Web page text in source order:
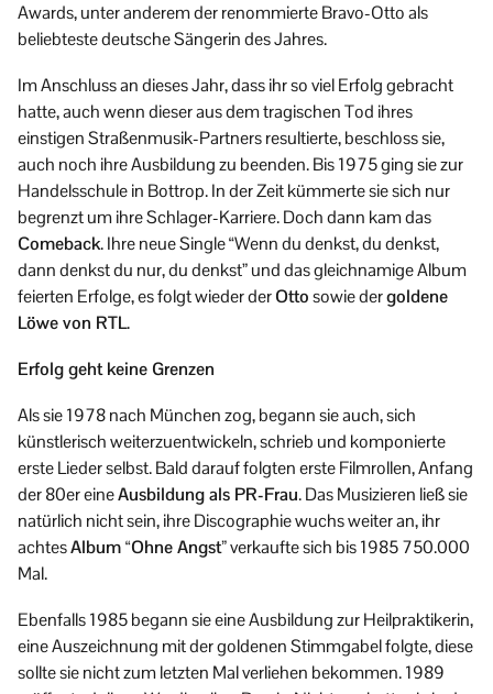
Awards, unter anderem der renommierte Bravo-Otto als
beliebteste deutsche Sängerin des Jahres.
Im Anschluss an dieses Jahr, dass ihr so viel Erfolg gebracht
hatte, auch wenn dieser aus dem tragischen Tod ihres
einstigen Straßenmusik-Partners resultierte, beschloss sie,
auch noch ihre Ausbildung zu beenden. Bis 1975 ging sie zur
Handelsschule in Bottrop. In der Zeit kümmerte sie sich nur
begrenzt um ihre Schlager-Karriere. Doch dann kam das
Comeback. Ihre neue Single “Wenn du denkst, du denkst,
dann denkst du nur, du denkst” und das gleichnamige Album
feierten Erfolge, es folgt wieder derOttosowie dergoldene
Löwe von RTL.
Erfolg geht keine Grenzen
Als sie 1978 nach München zog, begann sie auch, sich
künstlerisch weiterzuentwickeln, schrieb und komponierte
erste Lieder selbst. Bald darauf folgten erste Filmrollen, Anfang
der 80er eineAusbildung als PR-Frau. Das Musizieren ließ sie
natürlich nicht sein, ihre Discographie wuchs weiter an, ihr
achtesAlbum “Ohne Angst”verkaufte sich bis 1985 750.000
Mal.
Ebenfalls 1985 begann sie eine Ausbildung zur Heilpraktikerin,
eine Auszeichnung mit der goldenen Stimmgabel folgte, diese
sollte sie nicht zum letzten Mal verliehen bekommen. 1989